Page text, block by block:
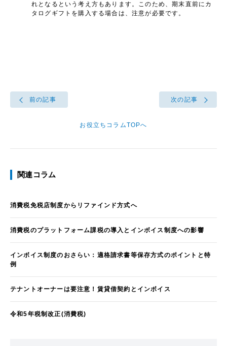
れとなるという考え方もあります。このため、期末直前にカ
タログギフトを購入する場合は、注意が必要です。
前の記事
お役立ちコラムTOPへ
次の記事
関連コラム
消費税免税店制度からリファインド方式へ
消費税のプラットフォーム課税の導入とインボイス制度への影響
インボイス制度のおさらい：適格請求書等保存方式のポイントと特
例
テナントオーナーは要注意！賃貸借契約とインボイス
令和5年税制改正(消費税)